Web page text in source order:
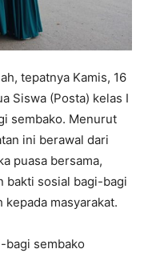
tepatnya Kamis, 16
Siswa (Posta) kelas I
sembako. Menurut
ini berawal dari
puasa bersama,
bakti sosial bagi-bagi
masyarakat.
bagi sembako